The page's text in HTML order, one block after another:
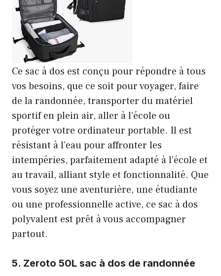
Ce sac à dos est conçu pour répondre à tous
vos besoins, que ce soit pour voyager, faire
de la randonnée, transporter du matériel
sportif en plein air, aller à l’école ou
protéger votre ordinateur portable. Il est
résistant à l’eau pour affronter les
intempéries, parfaitement adapté à l’école et
au travail, alliant style et fonctionnalité. Que
vous soyez une aventurière, une étudiante
ou une professionnelle active, ce sac à dos
polyvalent est prêt à vous accompagner
partout.
5. Zeroto 50L sac à dos de randonnée